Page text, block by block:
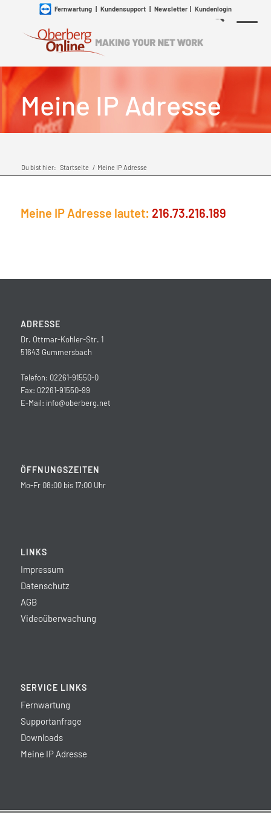
Fernwartung| Kundensupport| Newsletter| Kundenlogin
Meine IP Adresse
Du bist hier: Startseite / Meine IP Adresse
Meine IP Adresse lautet: 216.73.216.189
ADRESSE
Dr. Ottmar-Kohler-Str. 1
51643 Gummersbach
Telefon: 02261-91550-0
Fax: 02261-91550-99
E-Mail: info@oberberg.net
ÖFFNUNGSZEITEN
Mo-Fr 08:00 bis 17:00 Uhr
LINKS
Impressum
Datenschutz
AGB
Videoüberwachung
SERVICE LINKS
Fernwartung
Supportanfrage
Downloads
Meine IP Adresse